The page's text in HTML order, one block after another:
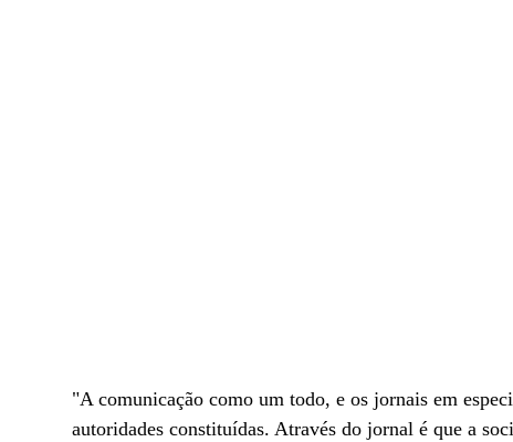
"A comunicação como um todo, e os jornais em
autoridades constituídas. Através do jornal é que a